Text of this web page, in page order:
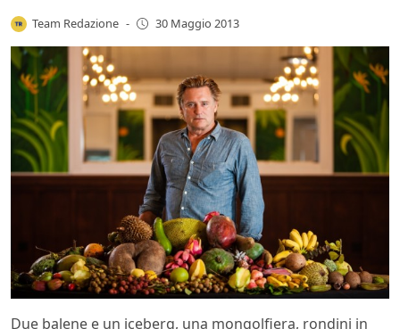
Team Redazione - 30 Maggio 2013
Due balene e un iceberg, una mongolfiera, rondini in